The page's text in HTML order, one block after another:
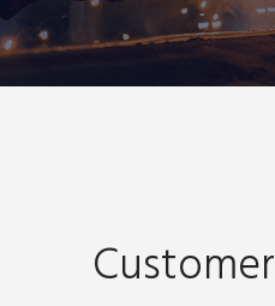
Customer